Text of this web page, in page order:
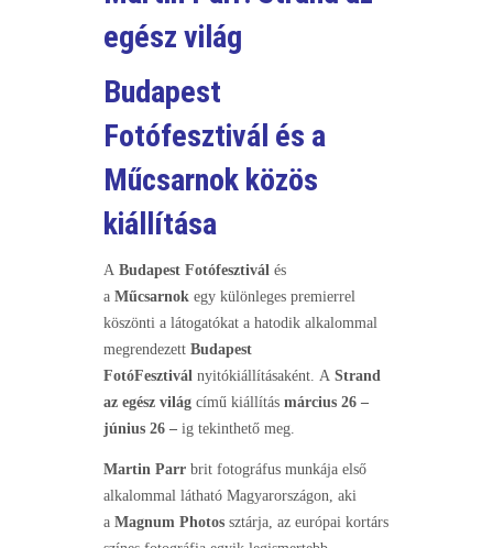
egész világ
Budapest
Fotófesztivál és a
Műcsarnok közös
kiállítása
A Budapest Fotófesztivál és
a Műcsarnok egy különleges premierrel
köszönti a látogatókat a hatodik alkalommal
megrendezett Budapest
FotóFesztivál nyitókiállításaként. A Strand
az egész világ című kiállítás március 26 –
június 26 – ig tekinthető meg.
Martin Parr brit fotográfus munkája első
alkalommal látható Magyarországon, aki
a Magnum Photos sztárja, az európai kortárs